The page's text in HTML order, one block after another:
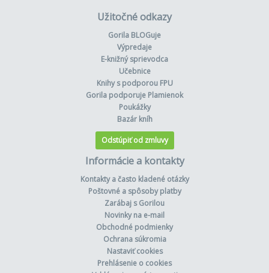
Užitočné odkazy
Gorila BLOGuje
Výpredaje
E-knižný sprievodca
Učebnice
Knihy s podporou FPU
Gorila podporuje Plamienok
Poukážky
Bazár kníh
Odstúpiť od zmluvy
Informácie a kontakty
Kontakty a často kladené otázky
Poštovné a spôsoby platby
Zarábaj s Gorilou
Novinky na e-mail
Obchodné podmienky
Ochrana súkromia
Nastaviť cookies
Prehlásenie o cookies